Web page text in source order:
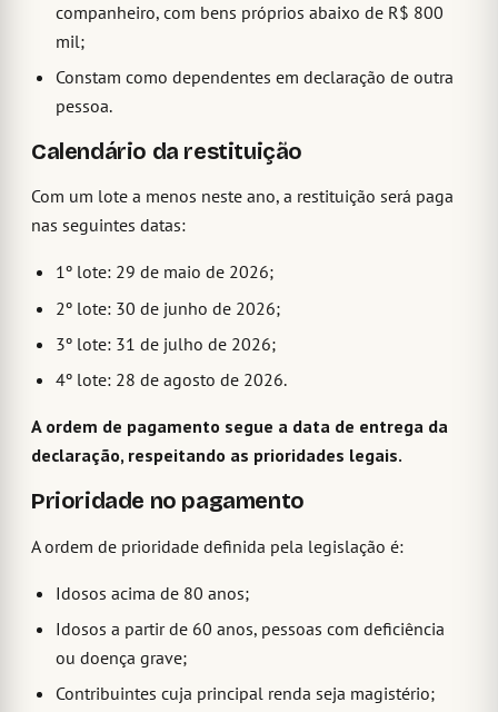
companheiro, com bens próprios abaixo de R$ 800
mil;
Constam como dependentes em declaração de outra
pessoa.
Calendário da restituição
Com um lote a menos neste ano, a restituição será paga
nas seguintes datas:
1º lote: 29 de maio de 2026;
2º lote: 30 de junho de 2026;
3º lote: 31 de julho de 2026;
4º lote: 28 de agosto de 2026.
A ordem de pagamento segue a data de entrega da
declaração, respeitando as prioridades legais.
Prioridade no pagamento
A ordem de prioridade definida pela legislação é:
Idosos acima de 80 anos;
Idosos a partir de 60 anos, pessoas com deficiência
ou doença grave;
Contribuintes cuja principal renda seja magistério;